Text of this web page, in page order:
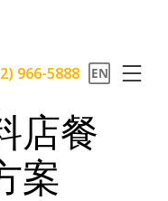
966-5888
店餐
案